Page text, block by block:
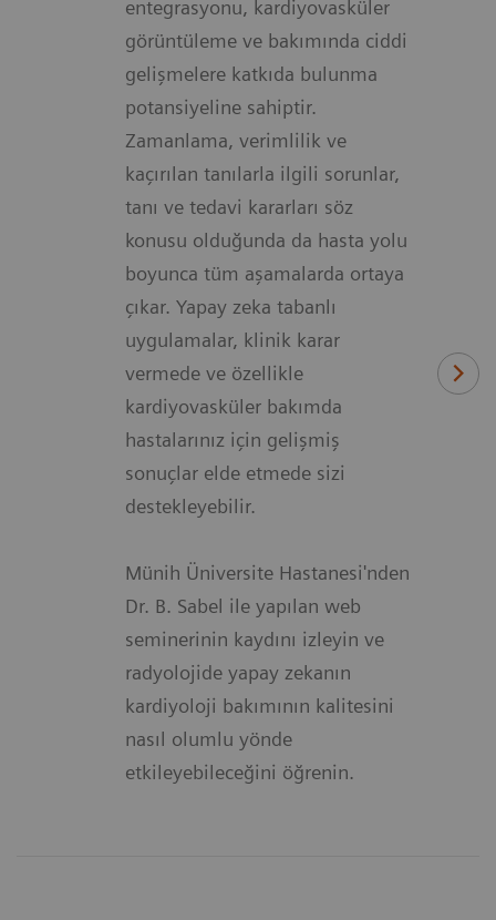
entegrasyonu, kardiyovasküler
görüntüleme ve bakımında ciddi
gelişmelere katkıda bulunma
potansiyeline sahiptir.
Zamanlama, verimlilik ve
kaçırılan tanılarla ilgili sorunlar,
tanı ve tedavi kararları söz
konusu olduğunda da hasta yolu
boyunca tüm aşamalarda ortaya
çıkar. Yapay zeka tabanlı
uygulamalar, klinik karar
vermede ve özellikle
kardiyovasküler bakımda
hastalarınız için gelişmiş
sonuçlar elde etmede sizi
destekleyebilir.
Münih Üniversite Hastanesi'nden
Dr. B. Sabel ile yapılan web
seminerinin kaydını izleyin ve
radyolojide yapay zekanın
kardiyoloji bakımının kalitesini
nasıl olumlu yönde
etkileyebileceğini öğrenin.